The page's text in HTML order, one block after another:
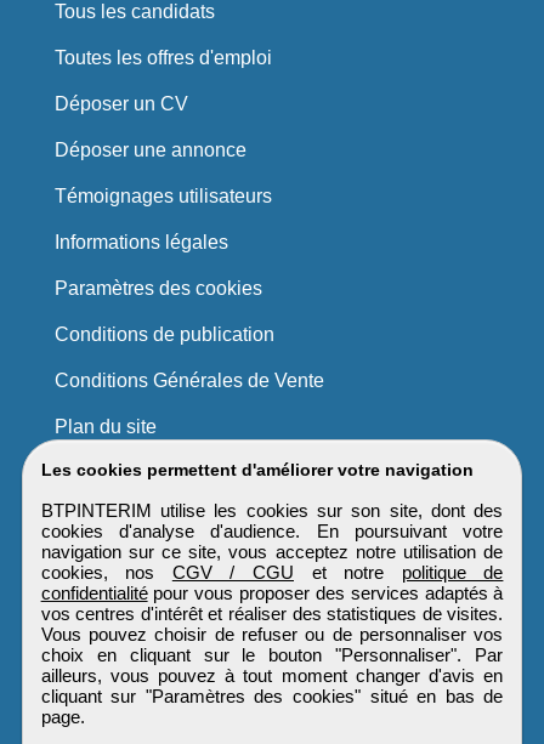
Les cookies permettent d'améliorer votre navigation
BTPINTERIM utilise les cookies sur son site, dont des
cookies d'analyse d'audience. En poursuivant votre
navigation sur ce site, vous acceptez notre utilisation de
cookies, nos CGV / CGU et notre politique de
confidentialitépour vous proposer des services adaptés à
vos centres d'intérêt et réaliser des statistiques de visites.
Vous pouvez choisir de refuser ou de personnaliser vos
choix en cliquant sur le bouton "Personnaliser". Par
ailleurs, vous pouvez à tout moment changer d'avis en
cliquant sur "Paramètres des cookies" situé en bas de
page.
Tous les candidats
Toutes les offres d'emploi
Déposer un CV
Déposer une annonce
Témoignages utilisateurs
Informations légales
Paramètres des cookies
Conditions de publication
Conditions Générales de Vente
Plan du site